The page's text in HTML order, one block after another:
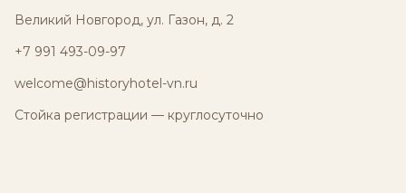
Великий Новгород, ул. Газон, д. 2
+7 991 493-09-97
welcome@historyhotel-vn.ru
Стойка регистрации — круглосуточно